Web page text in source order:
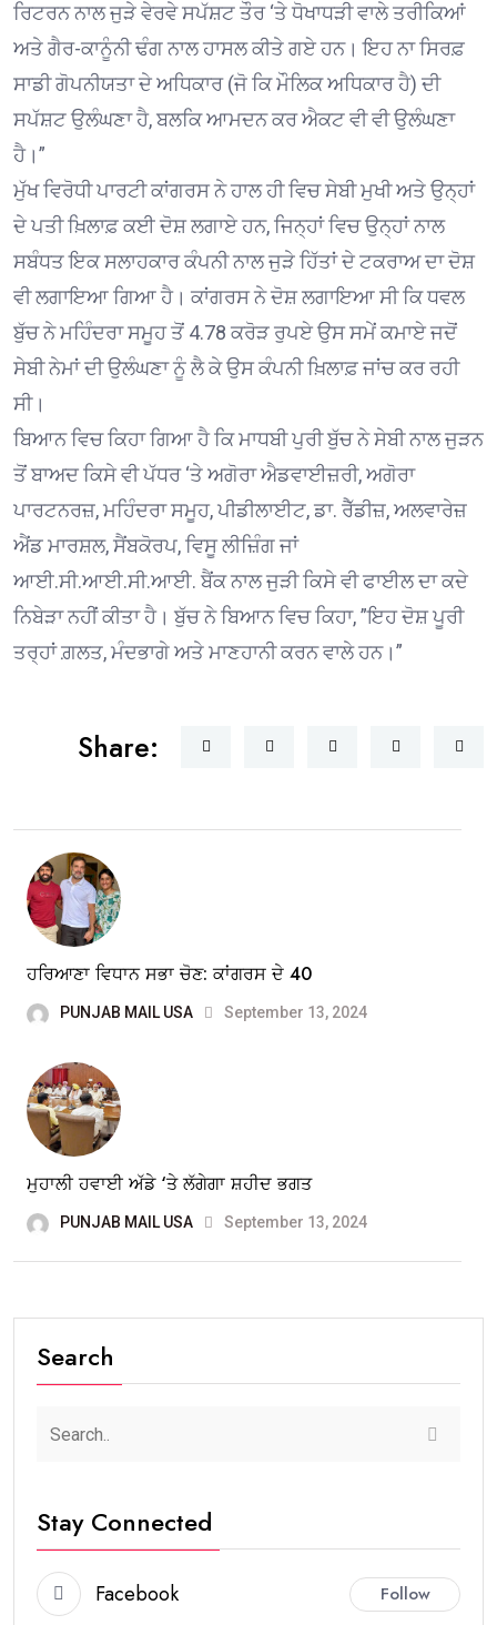
ਰਿਟਰਨ ਨਾਲ ਜੁੜੇ ਵੇਰਵੇ ਸਪੱਸ਼ਟ ਤੌਰ ‘ਤੇ ਧੋਖਾਧੜੀ ਵਾਲੇ ਤਰੀਕਿਆਂ
ਅਤੇ ਗੈਰ-ਕਾਨੂੰਨੀ ਢੰਗ ਨਾਲ ਹਾਸਲ ਕੀਤੇ ਗਏ ਹਨ। ਇਹ ਨਾ ਸਿਰਫ਼
ਸਾਡੀ ਗੋਪਨੀਯਤਾ ਦੇ ਅਧਿਕਾਰ (ਜੋ ਕਿ ਮੌਲਿਕ ਅਧਿਕਾਰ ਹੈ) ਦੀ
ਸਪੱਸ਼ਟ ਉਲੰਘਣਾ ਹੈ, ਬਲਕਿ ਆਮਦਨ ਕਰ ਐਕਟ ਵੀ ਵੀ ਉਲੰਘਣਾ
ਹੈ।”
ਮੁੱਖ ਵਿਰੋਧੀ ਪਾਰਟੀ ਕਾਂਗਰਸ ਨੇ ਹਾਲ ਹੀ ਵਿਚ ਸੇਬੀ ਮੁਖੀ ਅਤੇ ਉਨ੍ਹਾਂ
ਦੇ ਪਤੀ ਖ਼ਿਲਾਫ਼ ਕਈ ਦੋਸ਼ ਲਗਾਏ ਹਨ, ਜਿਨ੍ਹਾਂ ਵਿਚ ਉਨ੍ਹਾਂ ਨਾਲ
ਸਬੰਧਤ ਇਕ ਸਲਾਹਕਾਰ ਕੰਪਨੀ ਨਾਲ ਜੁੜੇ ਹਿੱਤਾਂ ਦੇ ਟਕਰਾਅ ਦਾ ਦੋਸ਼
ਵੀ ਲਗਾਇਆ ਗਿਆ ਹੈ। ਕਾਂਗਰਸ ਨੇ ਦੋਸ਼ ਲਗਾਇਆ ਸੀ ਕਿ ਧਵਲ
ਬੁੱਚ ਨੇ ਮਹਿੰਦਰਾ ਸਮੂਹ ਤੋਂ 4.78 ਕਰੋੜ ਰੁਪਏ ਉਸ ਸਮੇਂ ਕਮਾਏ ਜਦੋਂ
ਸੇਬੀ ਨੇਮਾਂ ਦੀ ਉਲੰਘਣਾ ਨੂੰ ਲੈ ਕੇ ਉਸ ਕੰਪਨੀ ਖ਼ਿਲਾਫ਼ ਜਾਂਚ ਕਰ ਰਹੀ
ਸੀ।
ਬਿਆਨ ਵਿਚ ਕਿਹਾ ਗਿਆ ਹੈ ਕਿ ਮਾਧਬੀ ਪੁਰੀ ਬੁੱਚ ਨੇ ਸੇਬੀ ਨਾਲ ਜੁੜਨ
ਤੋਂ ਬਾਅਦ ਕਿਸੇ ਵੀ ਪੱਧਰ ‘ਤੇ ਅਗੋਰਾ ਐਡਵਾਈਜ਼ਰੀ, ਅਗੋਰਾ
ਪਾਰਟਨਰਜ਼, ਮਹਿੰਦਰਾ ਸਮੂਹ, ਪੀਡੀਲਾਈਟ, ਡਾ. ਰੈੱਡੀਜ਼, ਅਲਵਾਰੇਜ਼
ਐਂਡ ਮਾਰਸ਼ਲ, ਸੈਂਬਕੋਰਪ, ਵਿਸੂ ਲੀਜ਼ਿੰਗ ਜਾਂ
ਆਈ.ਸੀ.ਆਈ.ਸੀ.ਆਈ. ਬੈਂਕ ਨਾਲ ਜੁੜੀ ਕਿਸੇ ਵੀ ਫਾਈਲ ਦਾ ਕਦੇ
ਨਿਬੇੜਾ ਨਹੀਂ ਕੀਤਾ ਹੈ। ਬੁੱਚ ਨੇ ਬਿਆਨ ਵਿਚ ਕਿਹਾ, ”ਇਹ ਦੋਸ਼ ਪੂਰੀ
ਤਰ੍ਹਾਂ ਗ਼ਲਤ, ਮੰਦਭਾਗੇ ਅਤੇ ਮਾਣਹਾਨੀ ਕਰਨ ਵਾਲੇ ਹਨ।”
Share:
ਹਰਿਆਣਾ ਵਿਧਾਨ ਸਭਾ ਚੋਣ: ਕਾਂਗਰਸ ਦੇ 40
PUNJAB MAIL USA September 13, 2024
ਮੁਹਾਲੀ ਹਵਾਈ ਅੱਡੇ ‘ਤੇ ਲੱਗੇਗਾ ਸ਼ਹੀਦ ਭਗਤ
PUNJAB MAIL USA September 13, 2024
Search
Stay Connected
Facebook Follow